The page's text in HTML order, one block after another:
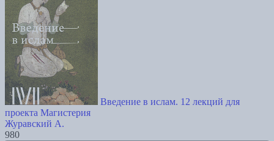
Введение в ислам. 12 лекций для
проекта Магистерия
Журавский А.
980